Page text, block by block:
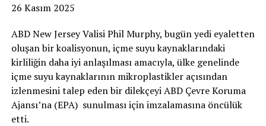
26 Kasım 2025
ABD New Jersey Valisi Phil Murphy, bugün yedi eyaletten
oluşan bir koalisyonun, içme suyu kaynaklarındaki
kirliliğin daha iyi anlaşılması amacıyla, ülke genelinde
içme suyu kaynaklarının mikroplastikler açısından
izlenmesini talep eden bir dilekçeyi ABD Çevre Koruma
Ajansı’na (EPA) sunulması için imzalamasına öncülük
etti.